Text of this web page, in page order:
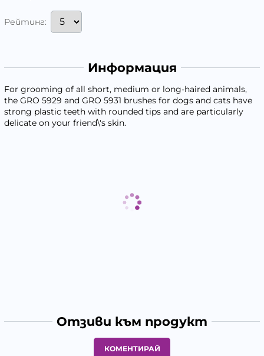
Рейтинг:
Информация
For grooming of all short, medium or long-haired animals,
the GRO 5929 and GRO 5931 brushes for dogs and cats have
strong plastic teeth with rounded tips and are particularly
delicate on your friend\'s skin.
Отзиви към продукт
КОМЕНТИРАЙ